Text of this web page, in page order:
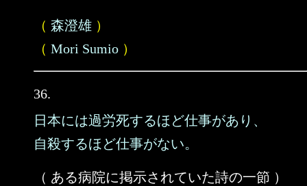
（ 森澄雄 ）
（ Mori Sumio ）
36.
日本には過労死するほど仕事があり、
自殺するほど仕事がない。
（ ある病院に掲示されていた詩の一節 ）